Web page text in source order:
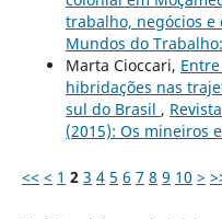
trabalho, negócios e
Mundos do
Marta Cioccari,
hibridações nas
sul do Brasil ,
(2015): Os mineiros
<< < 1 2 3 4 5 6 7 8 9 10 >